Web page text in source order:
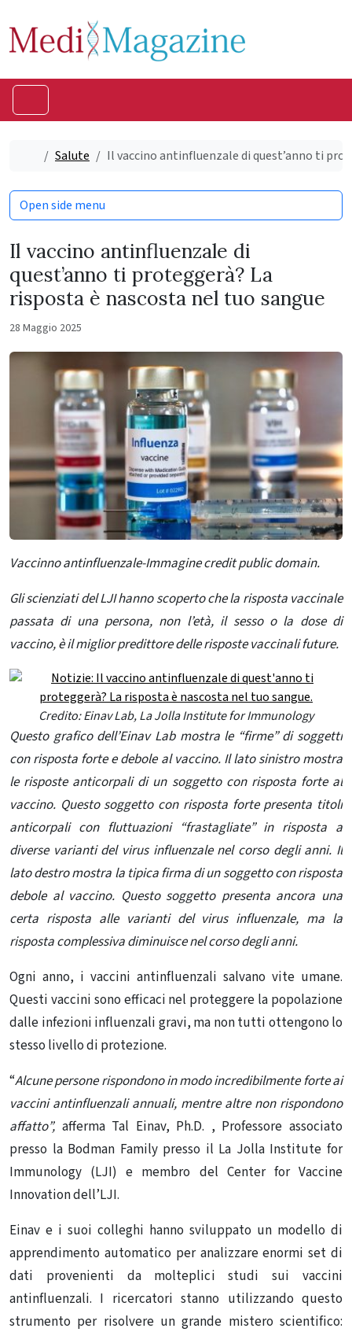
Home
Salute Il vaccino antinfluenzale di quest’anno ti
Il vaccino antinfluenzale di
quest’anno ti proteggerà? La
risposta è nascosta nel tuo sangue
28 Maggio 2025
Vaccinno antinfluenzale-Immagine credit public domain.
Gli scienziati del LJI hanno scoperto che la risposta vaccinale
passata di una persona, non l’età, il sesso o la dose di
vaccino, è il miglior predittore delle risposte vaccinali future.
Credito: Einav Lab, La Jolla Institute for Immunology
Questo grafico dell’Einav Lab mostra le “firme” di soggetti
con risposta forte e debole al vaccino. Il lato sinistro mostra
le risposte anticorpali di un soggetto con risposta forte al
vaccino. Questo soggetto con risposta forte presenta titoli
anticorpali con fluttuazioni “frastagliate” in risposta a
diverse varianti del virus influenzale nel corso degli anni. Il
lato destro mostra la tipica firma di un soggetto con risposta
debole al vaccino. Questo soggetto presenta ancora una
certa risposta alle varianti del virus influenzale, ma la
risposta complessiva diminuisce nel corso degli anni.
Ogni anno, i vaccini antinfluenzali salvano vite umane.
Questi vaccini sono efficaci nel proteggere la popolazione
dalle infezioni influenzali gravi, ma non tutti ottengono lo
stesso livello di protezione.
“Alcune persone rispondono in modo incredibilmente forte ai
vaccini antinfluenzali annuali, mentre altre non rispondono
affatto”, afferma Tal Einav, Ph.D. , Professore associato
presso la Bodman Family presso il La Jolla Institute for
Immunology (LJI) e membro del Center for Vaccine
Innovation dell’LJI.
Einav e i suoi colleghi hanno sviluppato un modello di
apprendimento automatico per analizzare enormi set di
dati provenienti da molteplici studi sui vaccini
antinfluenzali. I ricercatori stanno utilizzando questo
strumento per risolvere un grande mistero scientifico:
Open side menu